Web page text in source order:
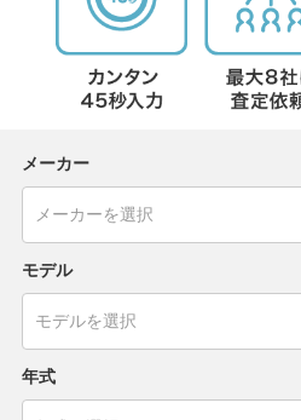
メーカー
モデル
年式